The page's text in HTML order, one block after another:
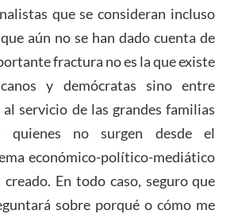
que se consideran incluso
aún no se han dado cuenta de
fractura no es la que existe
y demócratas sino entre
servicio de las grandes familias
quienes no surgen desde el
económico-político-mediático
creado. En todo caso, seguro que
sobre porqué o cómo me